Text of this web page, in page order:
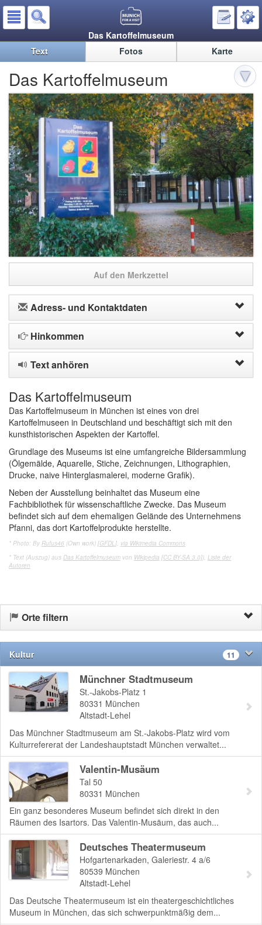
Das Kartoffelmuseum
Text
Fotos Karte
Das Kartoffelmuseum
Auf den Merkzettel
Adress- und Kontaktdaten
Hinkommen
Text anhören
Das Kartoffelmuseum
Das Kartoffelmuseum in München ist eines von drei
Kartoffelmuseen in Deutschland und beschäftigt sich mit den
kunsthistorischen Aspekten der Kartoffel.
Grundlage des Museums ist eine umfangreiche Bildersammlung
(Ölgemälde, Aquarelle, Stiche, Zeichnungen, Lithographien,
Drucke, naive Hinterglasmalerei, moderne Grafik).
Neben der Ausstellung beinhaltet das Museum eine
Fachbibliothek für wissenschaftliche Zwecke. Das Museum
befindet sich auf dem ehemaligen Gelände des Unternehmens
Pfanni, das dort Kartoffelprodukte herstellte.
* Photo: By Rufus46 (Own work) [GFDL ], via Wikimedia Commons
* Text (Auszug) aus Das Kartoffelmuseum von Wikipedia [CC BY-SA 3.0]), Liste der
Autoren
Orte filtern
Kultur 11
Münchner Stadtmuseum
St.-Jakobs-Platz 1
80331 München
Altstadt-Lehel
Das Münchner Stadtmuseum am St.-Jakobs-Platz wird vom
Kulturrefererat der Landeshauptstadt München verwaltet...
Valentin-Musäum
Tal 50
80331 München
Ein ganz besonderes Museum befindet sich direkt in den
Räumen des Isartors. Das Valentin-Musäum, das auch...
Deutsches Theatermuseum
Hofgartenarkaden, Galeriestr. 4 a/6
80539 München
Altstadt-Lehel
Das Deutsche Theatermuseum ist ein theatergeschichtliches
Museum in München, das sich schwerpunktmäßig dem...